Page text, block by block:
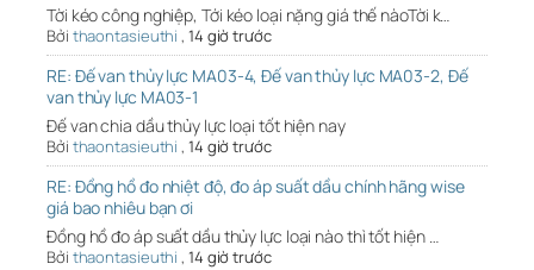
Tời kéo công nghiệp, Tới kéo loại nặng giá thế nàoTời k…
Bởi thaontasieuthi , 14 giờ trước
RE: Đế van thủy lực MA03-4, Đế van thủy lực MA03-2, Đế
van thủy lực MA03-1
Đế van chia dầu thủy lực loại tốt hiện nay
Bởi thaontasieuthi , 14 giờ trước
RE: Đồng hồ đo nhiệt độ, đo áp suất dầu chính hãng wise
giá bao nhiêu bạn ơi
Đồng hồ đo áp suất dầu thủy lực loại nào thì tốt hiện …
Bởi thaontasieuthi , 14 giờ trước